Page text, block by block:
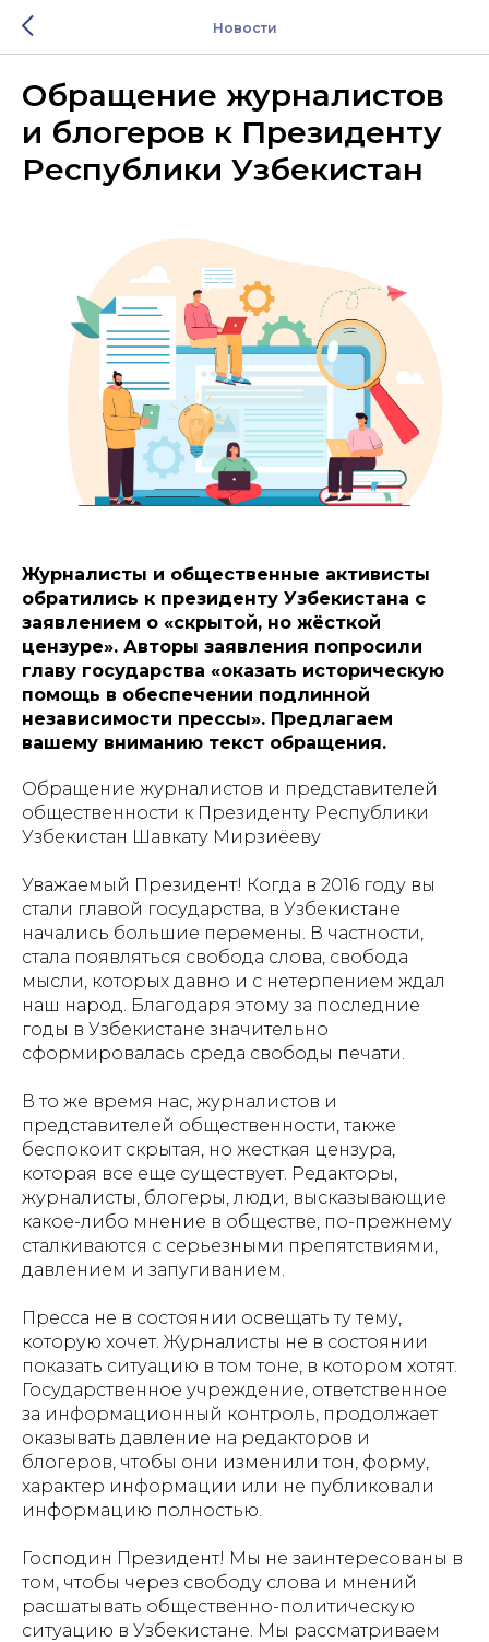
Новости
Обращение журналистов
и блогеров к Президенту
Республики Узбекистан
Журналисты и общественные активисты
обратились к президенту Узбекистана с
заявлением о «скрытой, но жёсткой
цензуре». Авторы заявления попросили
главу государства «оказать историческую
помощь в обеспечении подлинной
независимости прессы». Предлагаем
вашему вниманию текст обращения.
Обращение журналистов и представителей
общественности к Президенту Республики
Узбекистан Шавкату Мирзиёеву
Уважаемый Президент! Когда в 2016 году вы
стали главой государства, в Узбекистане
начались большие перемены. В частности,
стала появляться свобода слова, свобода
мысли, которых давно и с нетерпением ждал
наш народ. Благодаря этому за последние
годы в Узбекистане значительно
сформировалась среда свободы печати.
В то же время нас, журналистов и
представителей общественности, также
беспокоит скрытая, но жесткая цензура,
которая все еще существует. Редакторы,
журналисты, блогеры, люди, высказывающие
какое-либо мнение в обществе, по-прежнему
сталкиваются с серьезными препятствиями,
давлением и запугиванием.
Пресса не в состоянии освещать ту тему,
которую хочет. Журналисты не в состоянии
показать ситуацию в том тоне, в котором хотят.
Государственное учреждение, ответственное
за информационный контроль, продолжает
оказывать давление на редакторов и
блогеров, чтобы они изменили тон, форму,
характер информации или не публиковали
информацию полностью.
Господин Президент! Мы не заинтересованы в
том, чтобы через свободу слова и мнений
расшатывать общественно-политическую
ситуацию в Узбекистане. Мы рассматриваем